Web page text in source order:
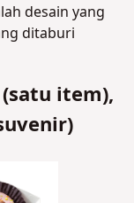
desain yang
ditaburi
item),